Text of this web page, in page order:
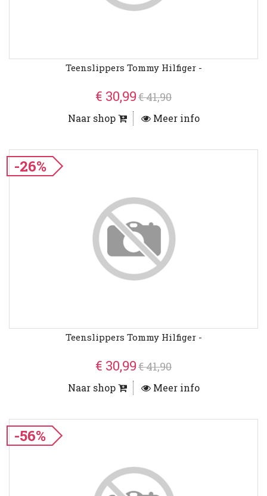
Teenslippers Tommy Hilfiger -
€ 30,99€ 41,90
Naar shop Meer info
-26%
Teenslippers Tommy Hilfiger -
€ 30,99€ 41,90
Naar shop Meer info
-56%